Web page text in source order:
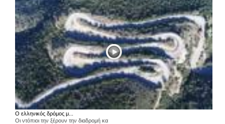
Ο ελληνικός δρόμος μ...
Οι ντόπιοι την ξέρουν την διαδρομή κα